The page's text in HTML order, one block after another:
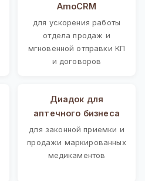
AmoCRM
для ускорения работы
отдела продаж и
мгновенной отправки КП
и договоров
Диадок для
аптечного бизнеса
для законной приемки и
продажи маркированных
медикаментов